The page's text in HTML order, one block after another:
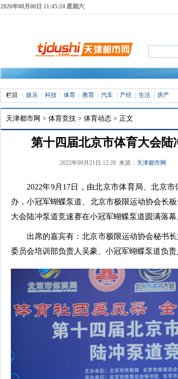
2026年08月08日 11:45:26 星期六
栏目 娱乐 科技 体育 教育 汽车 产经 生活 房产
天津都市网 > 体育竞技 > 体育动态 > 正文
第十四届北京市体育大会
2022年09月21日 12:28 来源： 天津都市网
2022年9月17日，由北京市体育局、北京
办，小冠军蝴蝶泵道、北京市极限运动协会长
大会陆冲泵道竞速赛在小冠军蝴蝶泵道圆满落幕
出席的嘉宾有：北京市极限运动协会秘书
委员会培训部负责人吴豪、小冠军蝴蝶泵道负责